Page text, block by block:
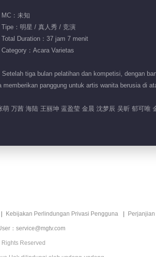
MC：未知
Tipe：明星 / 真人秀 / 竞演
Total Duration：37 jam 7 menit
Category：Acara Varietas
tiga bulan pelatihan dan kompetisi, dengan
panggung untuk artis wanita berusia di
万茜 海陆 王丽坤 蓝盈莹 金晨 沈梦辰 吴昕 郁可唯
Kebijakan Perlindungan Privasi Pengguna
：service@mgtv.com
Reserved